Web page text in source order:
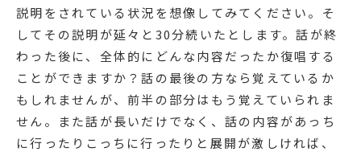
説明をされている状況を想像してみてください。そ
してその説明が延々と30分続いたとします。話が終
わった後に、全体的にどんな内容だったか復唱する
ことができますか？話の最後の方なら覚えているか
もしれませんが、前半の部分はもう覚えていられま
せん。また話が長いだけでなく、話の内容があっち
に行ったりこっちに行ったりと展開が激しければ、